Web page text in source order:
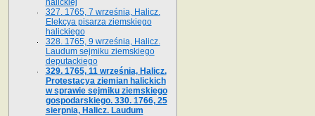
halickiej
327. 1765, 7 września, Halicz.
Elekcya pisarza ziemskiego
halickiego
328. 1765, 9 września, Halicz.
Laudum sejmiku ziemskiego
deputackiego
329. 1765, 11 września, Halicz.
Protestacya ziemian halickich
w sprawie sejmiku ziemskiego
gospodarskiego. 330. 1766, 25
sierpnia, Halicz. Laudum